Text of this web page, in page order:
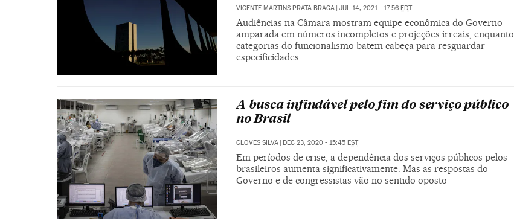
VICENTE MARTINS PRATA BRAGA JUL 14, 2021 - 17:56 EDT
Audiências na Câmara mostram equipe econômica do Governo
amparada em números incompletos e projeções irreais, enquanto
categorias do funcionalismo batem cabeça para resguardar
especificidades
A busca infindável pelo fim do serviço público
no Brasil
CLOVES SILVA | DEC 23, 2020 - 15:45 EST
Em períodos de crise, a dependência dos serviços públicos pelos
brasileiros aumenta significativamente. Mas as respostas do
Governo e de congressistas vão no sentido oposto